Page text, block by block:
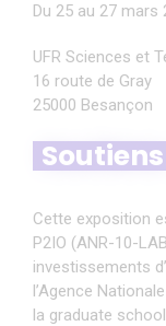
Du 25 au 27 mars
UFR Sciences et
16 route de Gray
25000 Besançon
Cette exposition
P2IO (ANR-10-
investissements
l’Agence
la graduate